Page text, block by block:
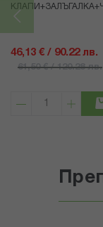
46,13 € / 90.22 лв.
61,50 € / 120.28 лв.